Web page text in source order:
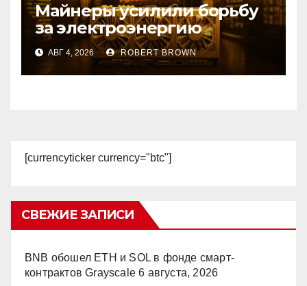
Майнеры усилили борьбу
за электроэнергию
АВГ 4, 2026 ROBERT BROWN
[currencyticker currency="btc"]
СВЕЖИЕ ЗАПИСИ
BNB обошел ETH и SOL в фонде смарт-
контрактов Grayscale 6 августа, 2026